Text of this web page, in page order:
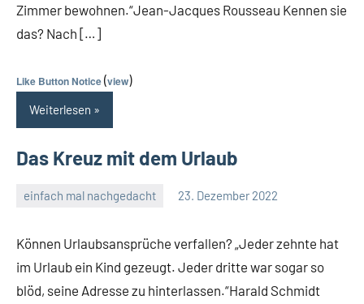
Zimmer bewohnen.“Jean-Jacques Rousseau Kennen sie
das? Nach […]
Like Button Notice(view)
Weiterlesen
Das Kreuz mit dem Urlaub
einfach mal nachgedacht 23. Dezember 2022
Können Urlaubsansprüche verfallen? „Jeder zehnte hat
im Urlaub ein Kind gezeugt. Jeder dritte war sogar so
blöd, seine Adresse zu hinterlassen.“Harald Schmidt